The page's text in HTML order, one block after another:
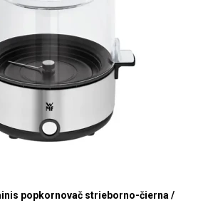
popkornovač strieborno-čierna /